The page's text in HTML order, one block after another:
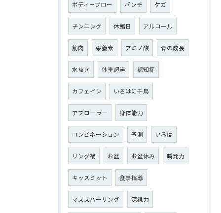
ボディーブロー パンチ ケガ
チンニング 休館日 アルコール
筋肉 栄養素 アミノ酸 骨の成長
水抜き 体重超過 認知症
カフェイン いろはに千鳥
アブローラー 身体能力
コンビネーション 予測 いろは
リング禍 お盆 お盆休み 瞬発力
キッズミット 食事指導
マススパーリング 深視力